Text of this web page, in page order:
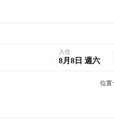
入住
8月8日 週六
位置